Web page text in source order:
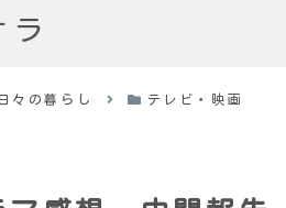
日々の暮らし テレビ・映画